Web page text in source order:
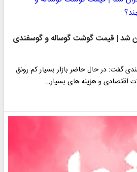
| قیمت گوشت گوساله و گوسفندی
گفت: در حال حاضر بازار بسیار کم رونق
اقتصادی و هزینه های بسیار…